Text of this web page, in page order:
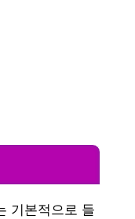
기본적으로 들